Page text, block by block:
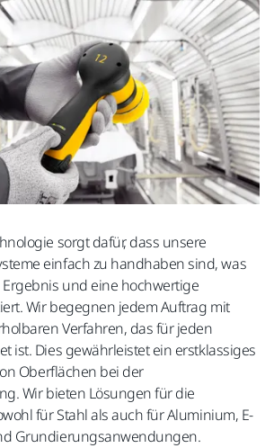
sorgt dafür, dass unsere
einfach zu handhaben sind, was
und eine hochwertige
Wir begegnen jedem Auftrag mit
Verfahren, das für jeden
ist. Dies gewährleistet ein erstklassiges
Oberflächen bei der
Wir bieten Lösungen für die
für Stahl als auch für Aluminium, E-
Grundierungsanwendungen.